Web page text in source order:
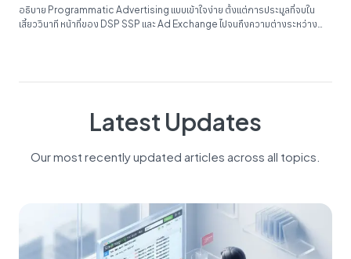
อธิบาย Programmatic Advertising แบบเข้าใจง่าย ตั้งแต่การประมูลที่จบใน
เสี้ยววินาที หน้าที่ของ DSP SSP และ Ad Exchange ไปจนถึงความต่างระหว่าง
Latest Updates
Our most recently updated articles across all topics.